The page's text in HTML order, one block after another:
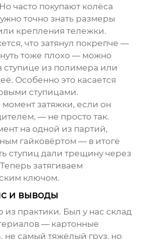
часто покупают колёса
точно знать размеры
крепления тележки.
что затянул покрепче —
тоже плохо — можно
ступице из полимера или
Особенно это касается
ступицами.
затяжки, если он
— не просто так.
на одной из партий,
гайковёртом — в итоге
ступиц дали трещину через
затягиваем
ключом.
и выводы
практики. Был у нас склад
— картонные
не самый тяжёлый груз, но